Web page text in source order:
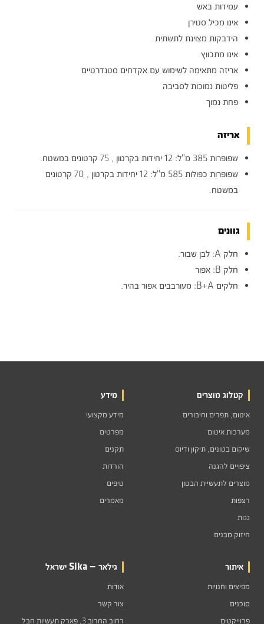
עמידות באש
אינו מכיל סטירן
הידבקות מצוינת לתשתית
אינו מתכווץ
אריזה מתאימה לשימוש עם אקדחים סטנדרטיים
פליטות נמוכות לסביבה
פחת נמוך
אריזה
שפופרות 385 מ"ל: 12 יחידות בקרטון , 75 קרטונים במשטח.
שפופרות כפולות 585 מ"ל: 12 יחידות בקרטון , 70 קרטונים
במשטח.
גוונים
חלק A: לבן שבור.
חלק B: אפור
חלקים B+A: מעורבבים אפור בהיר.
קטלוג מוצרים
איטום, תפרים וחיבורים
מערכות איטום
שיקום בטונים, תיקון ודיוס
ציפויים להגנה
מוצרים לתעשיית הבטון
רצפות
גגות
חיזוק מבנים
מידע
מידע מקצועי
מפרטים
תקנים
הורדות
טיפים
מאמרים
איתור
מפיצים וחנויות
סוכנים
פרוייקטים
גילאר — Sika ישראל
אודות
צור קשר
רחוב החרוב 3, פארק תעשיות חבל